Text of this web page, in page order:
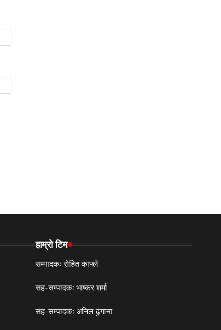
हाम्रो टिम
सम्पादकः रोहित काफ्ले
सह-सम्पादकः भाष्कर शर्मा
सह-सम्पादकः अनिल ढुंगाना